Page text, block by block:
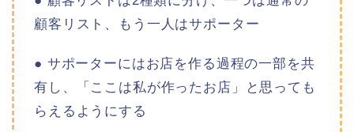
顧客リスト、もう一人はサポーター
● サポーターにはお店を作る過程の一部を共
有し、「ここは私が作ったお店」と思っても
らえるようにする